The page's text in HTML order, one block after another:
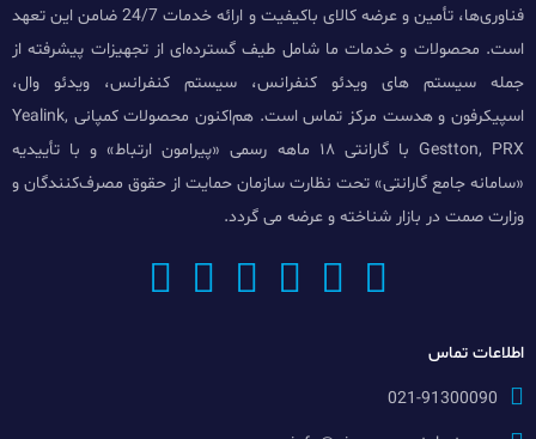
فناوری‌ها، تأمین و عرضه کالای باکیفیت و ارائه خدمات 24/7 ضامن این تعهد
است. محصولات و خدمات ما شامل طیف گسترده‌ای از تجهیزات پیشرفته از
جمله سیستم های ویدئو کنفرانس، سیستم کنفرانس، ویدئو وال،
اسپیکرفون و هدست مرکز تماس است. هم‌اکنون محصولات کمپانی Yealink,
Gestton, PRX با گارانتی ۱۸ ماهه رسمی «پیرامون ارتباط» و با تأییدیه
«سامانه جامع گارانتی» تحت نظارت سازمان حمایت از حقوق مصرف‌کنندگان و
وزارت صمت در بازار شناخته و عرضه می گردد.
اطلاعات تماس
021-91300090